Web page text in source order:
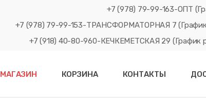
+7 (978) 79-99-163-ОПТ
+7 (978) 79-99-153-ТРАНСФОРМАТОРНАЯ 7 (График
+7 (918) 40-80-960-КЕЧКЕМЕТСКАЯ 29 (График
МАГАЗИН КОРЗИНА КОНТАКТЫ